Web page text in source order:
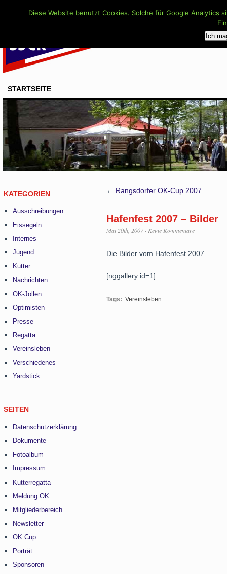
STARTSEITE
KATEGORIEN
Ausschreibungen
Eissegeln
Internes
Jugend
Kutter
Nachrichten
OK-Jollen
Optimisten
Presse
Regatta
Vereinsleben
Verschiedenes
Yardstick
SEITEN
Datenschutzerklärung
Dokumente
Fotoalbum
Impressum
Kutterregatta
Meldung OK
Mitgliederbereich
Newsletter
OK Cup
Porträt
Sponsoren
← Rangsdorfer OK-Cup 2007
Hafenfest 2007 – Bilder
Mai 20th, 2007· Keine Kommentare
Die Bilder vom Hafenfest 2007
[nggallery id=1]
Tags: Vereinsleben
Diese Website benutzt Cookies. Solche für Google
Ich